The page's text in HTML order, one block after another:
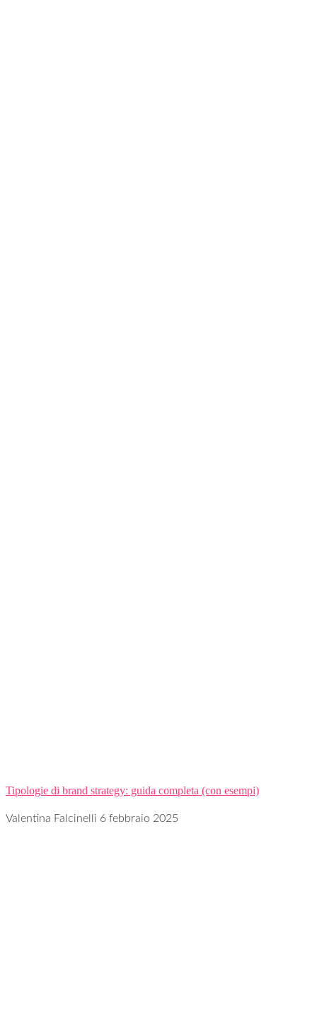
Tipologie di brand strategy: guida completa (con esempi)
Valentina Falcinelli 6 febbraio 2025